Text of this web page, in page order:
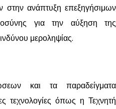
στην ανάπτυξη επεξηγήσιμων
για την αύξηση της
μεροληψίας.
και τα παραδείγματα
τεχνολογίες όπως η Τεχνητή